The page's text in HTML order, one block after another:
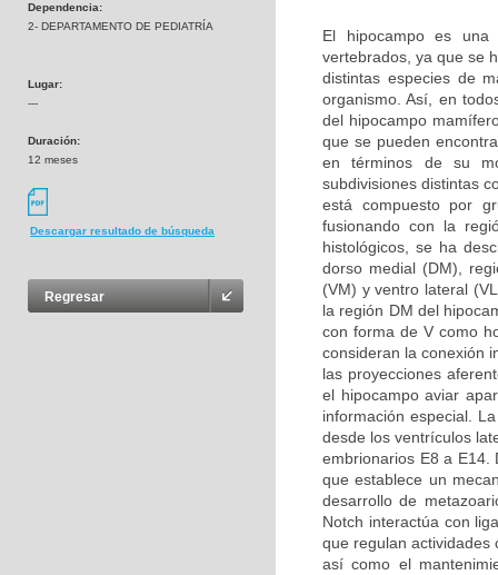
Dependencia:
2- DEPARTAMENTO DE PEDIATRÍA
Lugar:
---
Duración:
12 meses
Descargar resultado de búsqueda
Regresar
El hipocampo es una
vertebrados, ya que se
distintas especies de
organismo. Así, en
del hipocampo
que se pueden
en términos de su
subdivisiones distintas
está compuesto por
fusionando con la
histológicos, se ha
dorso medial (DM),
(VM) y ventro lateral
la región DM del
con forma de V como
consideran la conexión
las proyecciones
el hipocampo aviar
información especial.
desde los ventrículos
embrionarios E8 a E14.
que establece un
desarrollo de
Notch interactúa con
que regulan actividades
así como el